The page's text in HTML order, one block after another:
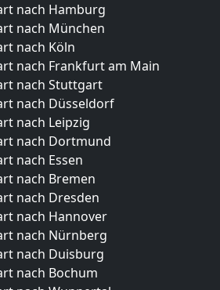
nach Hamburg
nach München
nach Köln
nach Frankfurt am Main
nach Stuttgart
nach Düsseldorf
nach Leipzig
nach Dortmund
nach Essen
nach Bremen
nach Dresden
nach Hannover
nach Nürnberg
nach Duisburg
nach Bochum